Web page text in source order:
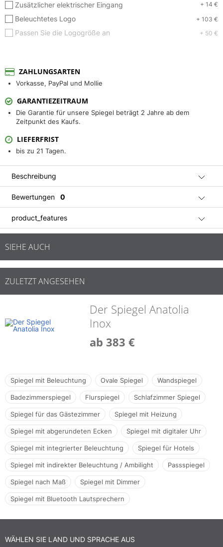
Zusätzlicher elektrischer Eingang + 14 €
Beleuchtetes Logo + 103 €
Passen Sie die Logogröße an + 50 €
ZAHLUNGSARTEN
Vorkasse, PayPal und Mollie
GARANTIEZEITRAUM
Die Garantie für unsere Spiegel beträgt 2 Jahre ab dem
Zeitpunkt des Kaufs.
LIEFERFRIST
bis zu 21 Tagen.
Beschreibung
Bewertungen 0
product_features
SIEHE AUCH
ZULETZT ANGESEHEN
Der Spiegel Anatolia
Inox
ab 383 €
Spiegel mit Beleuchtung Ovale Spiegel Wandspiegel
Badezimmerspiegel Flurspiegel Schlafzimmer Spiegel
Spiegel für das Gästezimmer Spiegel mit Heizung
Spiegel mit abgerundeten Ecken Spiegel mit digitaler Uhr
Spiegel mit integrierter Beleuchtung Spiegel für Hotels
Spiegel mit indirekter Beleuchtung / Ambilight Passspiegel
Spiegel nach Maß Spiegel mit Dimmer
Spiegel mit Bluetooth Lautsprechern
WÄHLEN SIE LAND UND SPRACHE AUS